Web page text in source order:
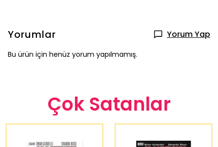
Yorumlar Yorum Yap
Bu ürün için henüz yorum yapılmamış.
Çok Satanlar